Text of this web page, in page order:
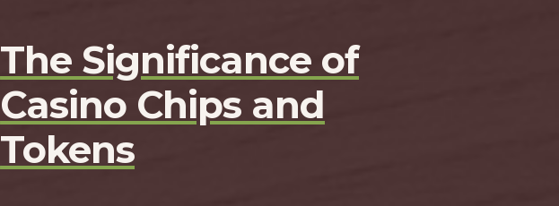
The Significance of
Casino Chips and
Tokens